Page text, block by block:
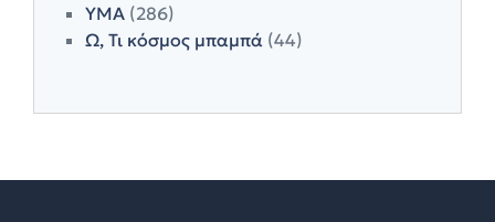
ΥΜΑ (286)
Ω, Τι κόσμος μπαμπά (44)